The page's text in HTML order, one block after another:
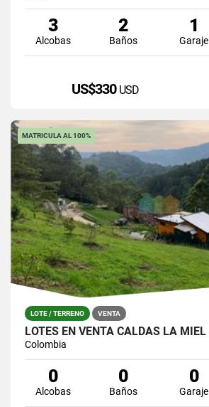
3
Alcobas
2
Baños
1
Garaje
US$330 USD
MATRICULA AL 100%
LOTE / TERRENO VENTA
LOTES EN VENTA CALDAS LA MIEL
Colombia
0
Alcobas
0
Baños
0
Garaje